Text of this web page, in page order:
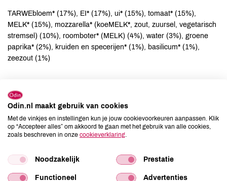
TARWEbloem* (17%), EI* (17%), ui* (15%), tomaat* (15%),
MELK* (15%), mozzarella* (koeMELK*, zout, zuursel, vegetarisch
stremsel) (10%), roomboter* (MELK) (4%), water (3%), groene
paprika* (2%), kruiden en specerijen* (1%), basilicum* (1%),
zeezout (1%)
Aardnoten
kan bevatten
Ei
aanwezig
Gluten
aanwezig
Lupine
kan bevatten
Mosterd
kan bevatten
Odin.nl maakt gebruik van cookies
Met de vinkjes en instellingen kun je jouw cookievoorkeuren aanpassen. Klik
op “Accepteer alles” om akkoord te gaan met het gebruik van alle cookies,
zoals beschreven in onze cookieverklaring
Noodzakelijk Prestatie
Functioneel Advertenties